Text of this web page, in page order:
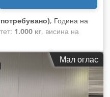
, Година на
1.000 кг, висина на
височина:
електричен, тип на
Мал оглас